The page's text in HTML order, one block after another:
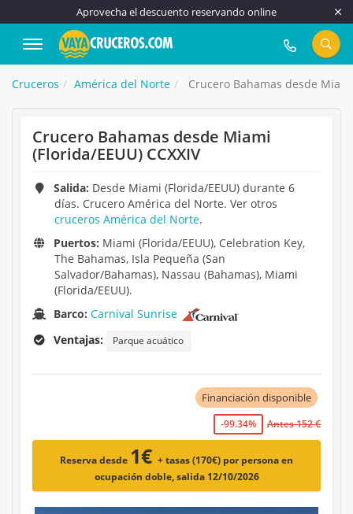
Aprovecha el descuento reservando online
917 815 555
Cruceros América del Norte Crucero Bahamas desde Miami
Crucero Bahamas desde Miami
(Florida/EEUU) CCXXIV
Salida: Desde Miami (Florida/EEUU) durante 6
días. Crucero América del Norte. Ver otros
cruceros América del Norte.
Puertos: Miami (Florida/EEUU), Celebration Key,
The Bahamas, Isla Pequeña (San
Salvador/Bahamas), Nassau (Bahamas), Miami
(Florida/EEUU).
Barco:Carnival Sunrise
Ventajas:
Parque acuático
Financiación disponible
-99.34% Antes 152 €
Reserva desde 1€ + tasas (170€) por persona en
ocupación doble, salida 12/10/2026